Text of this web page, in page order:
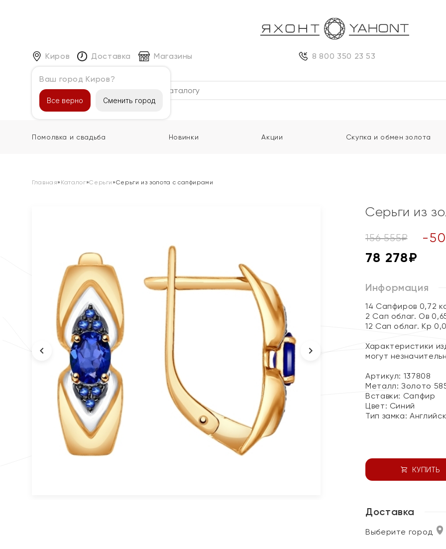
Киров
Ваш город Киров?
Все верно Сменить город
Доставка Магазины 8 800 350 23 53
Каталог
Помолвка и свадьба Новинки Акции Скупка и обмен золота
Главная» Каталог»Серьги »Серьги из золота с сапфирами
Серьги из
156 555₽ -50
78 278₽
Информация
14 Сапфиров 0,72
2 Сап облаг. Ов
12 Сап облаг. Кр
Характеристики
могут
Артикул: 137808
Металл:Золото
Вставки: Сапфир
Цвет: Синий
Тип замка:
КУПИТЬ
Доставка
Выберите город